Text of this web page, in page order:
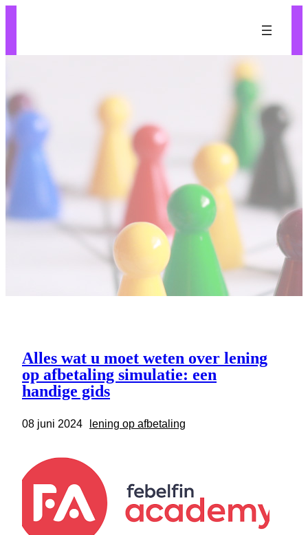
Alles wat u moet weten over lening
op afbetaling simulatie: een
handige gids
08 juni 2024 lening op afbetaling